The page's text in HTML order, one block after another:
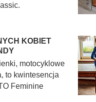
KOBIET
motocyklowe
to kwintesencja
Feminine